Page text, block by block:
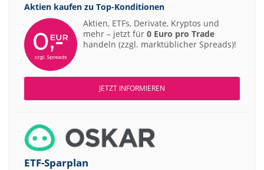
Aktien kaufen zu Top-Konditionen
Aktien, ETFs, Derivate, Kryptos und
mehr – jetzt für 0 Euro pro Trade
handeln (zzgl. marktüblicher Spreads)!
JETZT INFORMIEREN
ETF-Sparplan